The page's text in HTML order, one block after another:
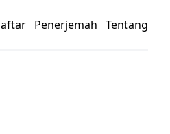
Penerjemah Tentang